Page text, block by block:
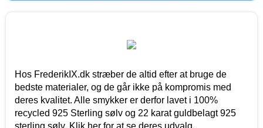
Hos FrederikIX.dk stræber de altid efter at bruge de
bedste materialer, og de går ikke på kompromis med
deres kvalitet. Alle smykker er derfor lavet i 100%
recycled 925 Sterling sølv og 22 karat guldbelagt 925
sterling sølv. Klik her for at se deres udvalg.